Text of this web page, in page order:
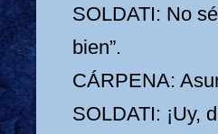
SOLDATI: No
bien”.
CÁRPENA:
SOLDATI: ¡Uy,